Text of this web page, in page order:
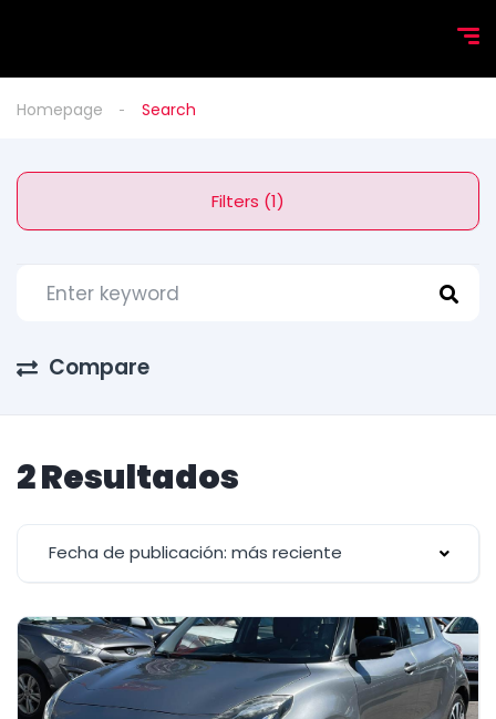
Homepage Search
Filters (1)
Compare
2 Resultados
Fecha de publicación: más reciente